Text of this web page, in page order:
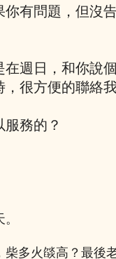
有問題，但沒
週日，和你說
很方便的聯絡
務的？
多火燄高？最後